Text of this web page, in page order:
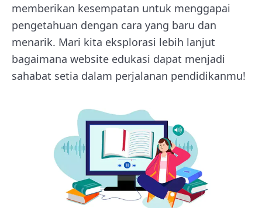
memberikan kesempatan untuk menggapai
pengetahuan dengan cara yang baru dan
menarik. Mari kita eksplorasi lebih lanjut
bagaimana website edukasi dapat menjadi
sahabat setia dalam perjalanan pendidikanmu!